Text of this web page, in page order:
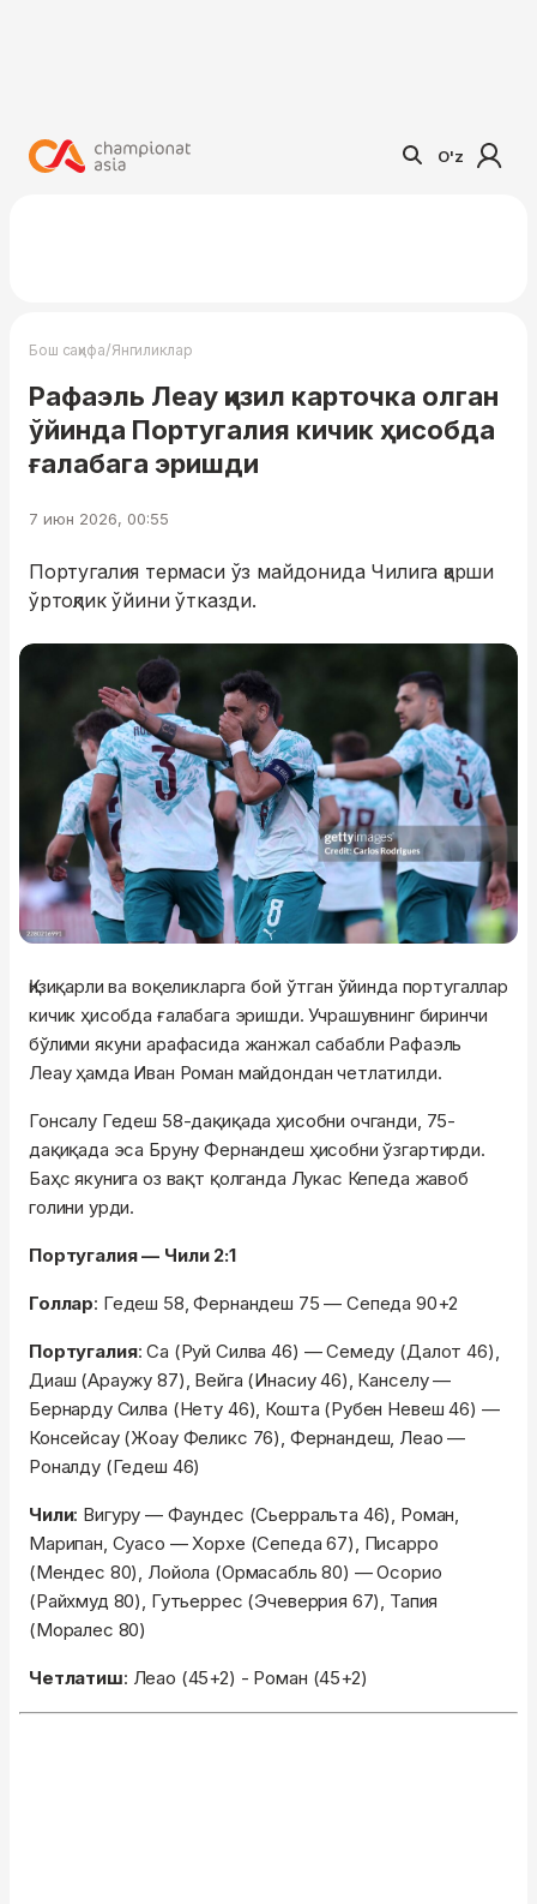
O'z
Бош саҳифа/Янгиликлар
Рафаэль Леау қизил карточка олган
ўйинда Португалия кичик ҳисобда
ғалабага эришди
7 июн 2026, 00:55
Португалия термаси ўз майдонида Чилига қарши
ўртоқлик ўйини ўтказди.
Қизиқарли ва воқеликларга бой ўтган ўйинда португаллар
кичик ҳисобда ғалабага эришди. Учрашувнинг биринчи
бўлими якуни арафасида жанжал сабабли Рафаэль
Леау ҳамда Иван Роман майдондан четлатилди.
Гонсалу Гедеш 58-дақиқада ҳисобни очганди, 75-
дақиқада эса Бруну Фернандеш ҳисобни ўзгартирди.
Баҳс якунига оз вақт қолганда Лукас Кепеда жавоб
голини урди.
Португалия — Чили 2:1
Голлар: Гедеш 58, Фернандеш 75 — Сепеда 90+2
Португалия: Са (Руй Силва 46) — Семеду (Далот 46),
Диаш (Араужу 87), Вейга (Инасиу 46), Канселу —
Бернарду Силва (Нету 46), Кошта (Рубен Невеш 46) —
Консейсау (Жоау Феликс 76), Фернандеш, Леао —
Роналду (Гедеш 46)
Чили: Вигуру — Фаундес (Сьерральта 46), Роман,
Марипан, Суасо — Хорхе (Сепеда 67), Писарро
(Мендес 80), Лойола (Ормасабль 80) — Осорио
(Райхмуд 80), Гутьеррес (Эчеверрия 67), Тапия
(Моралес 80)
Четлатиш: Леао (45+2) - Роман (45+2)